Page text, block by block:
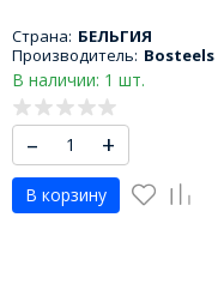
Страна: БЕЛЬГИЯ
Производитель: Bosteels
В наличии: 1 шт.
– +
В корзину